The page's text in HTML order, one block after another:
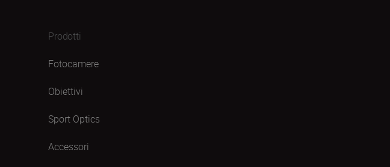
Prodotti
Fotocamere
Obiettivi
Sport Optics
Accessori